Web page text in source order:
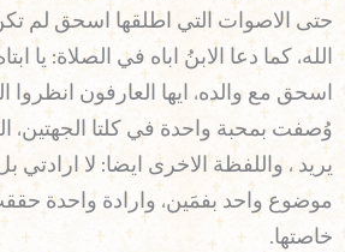
حتى الاصوات التي اطلقها اسحق لم
الله، كما دعا الابنُ اباه في الصلاة: يا
اسحق مع والده، ايها العارفون انظروا
وُصفت بمحبة واحدة في كلتا الجهتين،
يريد ، واللفظة الاخرى ايضا: لا ارادتي
موضوع واحد بفمَين، وارادة واحدة
خاصتها.